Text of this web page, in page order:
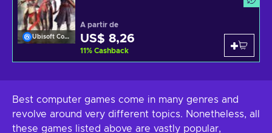
Ubisoft Connect
A partir de
US$ 8,26
11% Cashback
Best computer games come in many genres and
revolve around very different topics. Nonetheless, all
these games listed above are vastly popular,